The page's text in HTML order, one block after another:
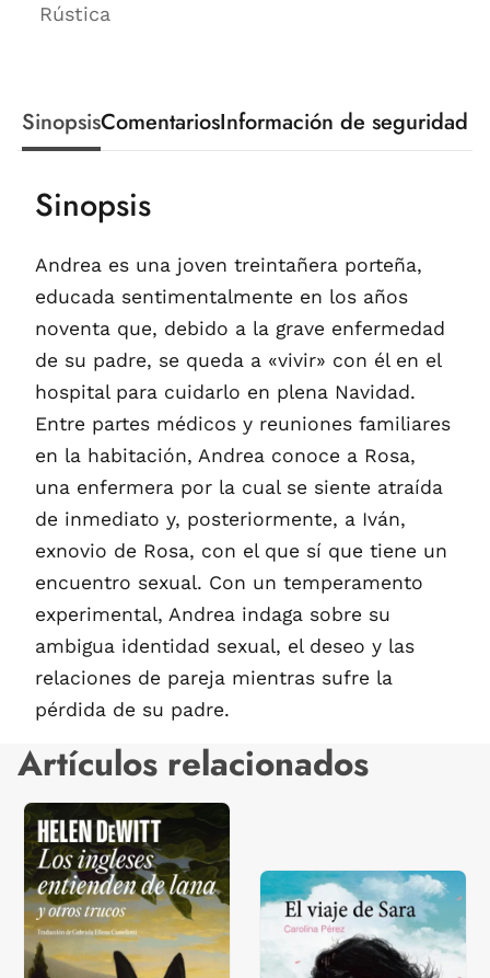
Rústica
SinopsisComentariosInformación de seguridad
Sinopsis
Andrea es una joven treintañera porteña,
educada sentimentalmente en los años
noventa que, debido a la grave enfermedad
de su padre, se queda a «vivir» con él en el
hospital para cuidarlo en plena Navidad.
Entre partes médicos y reuniones familiares
en la habitación, Andrea conoce a Rosa,
una enfermera por la cual se siente atraída
de inmediato y, posteriormente, a Iván,
exnovio de Rosa, con el que sí que tiene un
encuentro sexual. Con un temperamento
experimental, Andrea indaga sobre su
ambigua identidad sexual, el deseo y las
relaciones de pareja mientras sufre la
pérdida de su padre.
Artículos relacionados